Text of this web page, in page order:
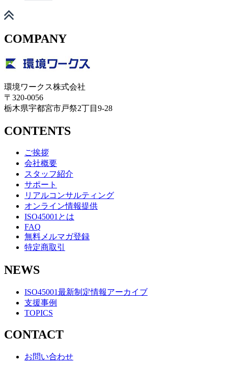
COMPANY
環境ワークス株式会社
〒320-0056
栃木県宇都宮市戸祭2丁目9-28
CONTENTS
ご挨拶
会社概要
スタッフ紹介
サポート
リアルコンサルティング
オンライン情報提供
ISO45001とは
FAQ
無料メルマガ登録
特定商取引
NEWS
ISO45001最新制定情報アーカイブ
支援事例
TOPICS
CONTACT
お問い合わせ